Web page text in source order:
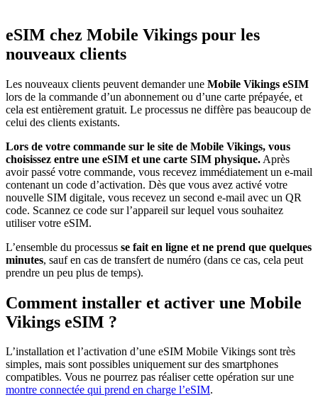
eSIM chez Mobile Vikings pour les
nouveaux clients
Les nouveaux clients peuvent demander une Mobile Vikings eSIM
lors de la commande d’un abonnement ou d’une carte prépayée, et
cela est entièrement gratuit. Le processus ne diffère pas beaucoup de
celui des clients existants.
Lors de votre commande sur le site de Mobile Vikings, vous
choisissez entre une eSIM et une carte SIM physique. Après
avoir passé votre commande, vous recevez immédiatement un e-mail
contenant un code d’activation. Dès que vous avez activé votre
nouvelle SIM digitale, vous recevez un second e-mail avec un QR
code. Scannez ce code sur l’appareil sur lequel vous souhaitez
utiliser votre eSIM.
L’ensemble du processus se fait en ligne et ne prend que quelques
minutes, sauf en cas de transfert de numéro (dans ce cas, cela peut
prendre un peu plus de temps).
Comment installer et activer une Mobile
Vikings eSIM ?
L’installation et l’activation d’une eSIM Mobile Vikings sont très
simples, mais sont possibles uniquement sur des smartphones
compatibles. Vous ne pourrez pas réaliser cette opération sur une
montre connectée qui prend en charge l’eSIM.